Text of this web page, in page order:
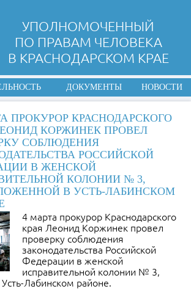
УПОЛНОМОЧЕННЫЙ
ПО ПРАВАМ ЧЕЛОВЕКА
В КРАСНОДАРСКОМ КРАЕ
ДОКУМЕНТЫ НОВОСТИ
ПРОКУРОР КРАСНОДАРСКОГО
КОРЖИНЕК ПРОВЕЛ
СОБЛЮДЕНИЯ
РОССИЙСКОЙ
В ЖЕНСКОЙ
КОЛОНИИ № 3,
В УСТЬ-ЛАБИНСКОМ
4 марта прокурор Краснодарского
края Леонид Коржинек провел
проверку соблюдения
законодательства Российской
Федерации в женской
исправительной колонии № 3,
Лабинском районе.